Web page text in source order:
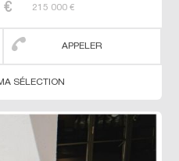
215 000 €
APPELER
SÉLECTION